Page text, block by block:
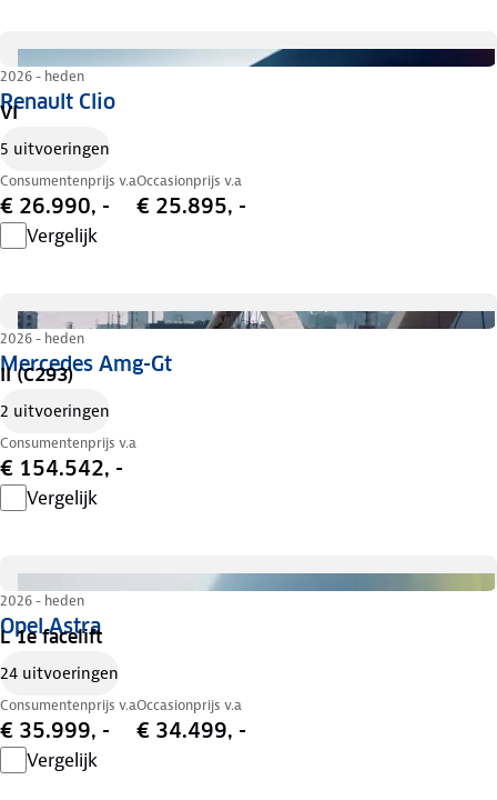
Renault Clio
2026 - heden
VI
5 uitvoeringen
Consumentenprijs v.a
€ 26.990, -
Occasionprijs v.a
€ 25.895, -
Vergelijk
Mercedes Amg-Gt
2026 - heden
II (C293)
2 uitvoeringen
Consumentenprijs v.a
€ 154.542, -
Vergelijk
Opel Astra
2026 - heden
L 1e facelift
24 uitvoeringen
Consumentenprijs v.a
€ 35.999, -
Occasionprijs v.a
€ 34.499, -
Vergelijk